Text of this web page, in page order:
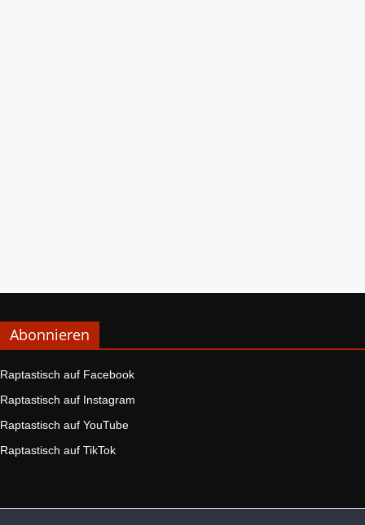
Abonnieren
Raptastisch auf Facebook
Raptastisch auf Instagram
Raptastisch auf YouTube
Raptastisch auf TikTok